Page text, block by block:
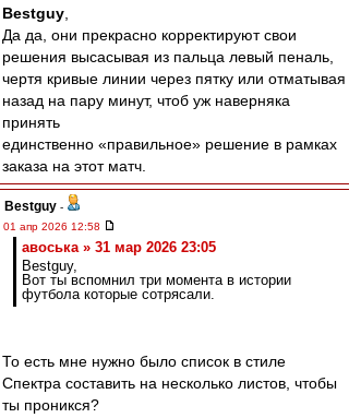
Bestguy
Да да, они прекрасно корректируют свои
решения высасывая из пальца левый пеналь,
чертя кривые линии через пятку или отматывая
назад на пару минут, чтоб уж наверняка
принять
единственно «правильное» решение в рамках
заказа на этот матч.
Bestguy -
01 апр 2026 12:58
авоська » 31 мар 2026 23:05
Bestguy,
Вот ты вспомнил три момента в истории
футбола которые сотрясали.
То есть мне нужно было список в стиле
Спектра составить на несколько листов, чтобы
ты проникся?